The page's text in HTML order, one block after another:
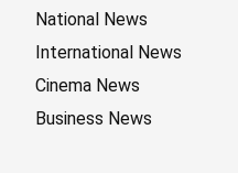
National News
International News
Cinema News
Business News